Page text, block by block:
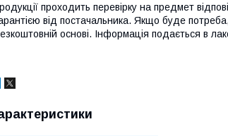
проходить перевірку на предмет
від постачальника. Якщо буде
основі. Інформація подається в